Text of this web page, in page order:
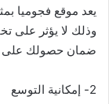
يعد موقع فجوميا
وذلك لا يؤثر على
ضمان حصولك على
2- إمكانية التوسع